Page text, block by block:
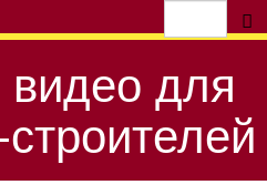
для